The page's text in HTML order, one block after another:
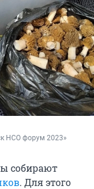
НСО форум 2023»
собирают
. Для этого